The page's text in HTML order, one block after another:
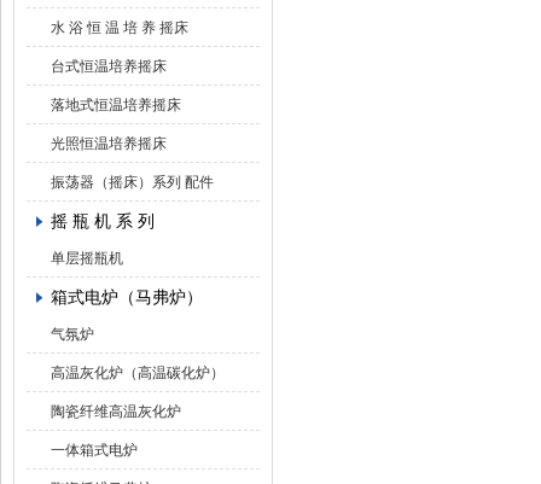
水 浴 恒 温 培 养 摇床
台式恒温培养摇床
落地式恒温培养摇床
光照恒温培养摇床
振荡器（摇床）系列 配件
摇 瓶 机 系 列
单层摇瓶机
箱式电炉（马弗炉）
气氛炉
高温灰化炉（高温碳化炉）
陶瓷纤维高温灰化炉
一体箱式电炉